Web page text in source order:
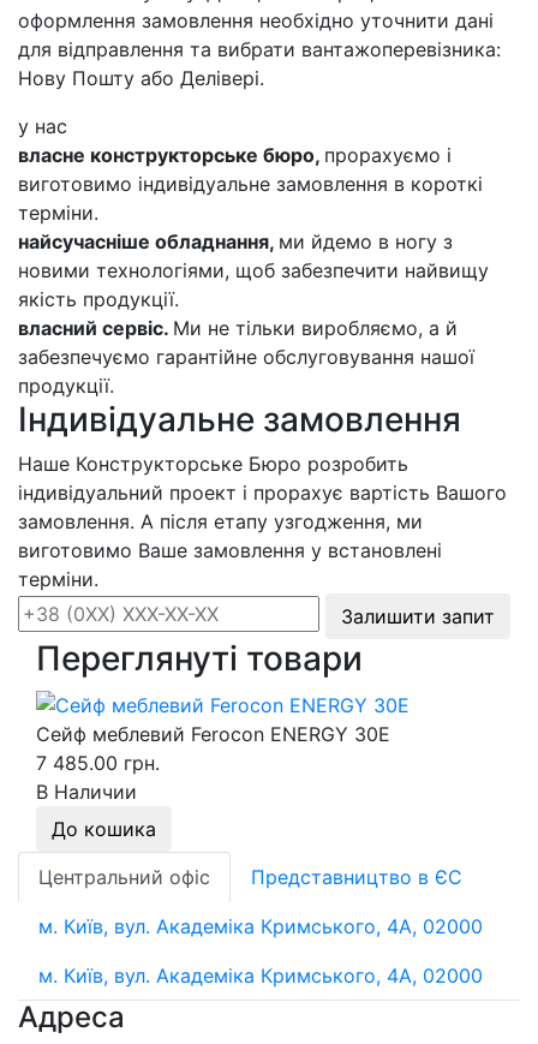
оформлення замовлення необхідно уточнити дані
для відправлення та вибрати вантажоперевізника:
Нову Пошту або Делівері.
у нас
власне конструкторське бюро, прорахуємо і
виготовимо індивідуальне замовлення в короткі
терміни.
найсучасніше обладнання, ми йдемо в ногу з
новими технологіями, щоб забезпечити найвищу
якість продукції.
власний сервіс. Ми не тільки виробляємо, а й
забезпечуємо гарантійне обслуговування нашої
продукції.
Індивідуальне замовлення
Наше Конструкторське Бюро розробить
індивідуальний проект і прорахує вартість Вашого
замовлення. А після етапу узгодження, ми
виготовимо Ваше замовлення у встановлені
терміни.
Залишити запит
Переглянуті товари
Сейф меблевий Ferocon ENERGY 30Е
7 485.00 грн.
В Наличии
До кошика
Центральний офіс
Представництво в ЄС
м. Київ, вул. Академіка Кримського, 4А, 02000
м. Київ, вул. Академіка Кримського, 4А, 02000
Адреса